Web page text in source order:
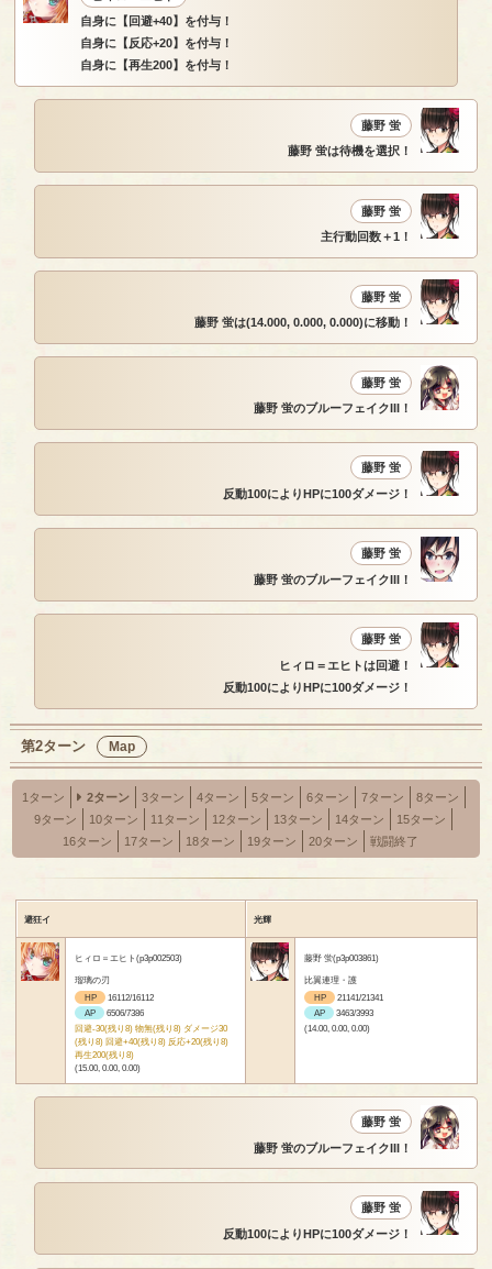
自身に【回避+40】を付与！
自身に【反応+20】を付与！
自身に【再生200】を付与！
藤野 蛍
藤野 蛍は待機を選択！
藤野 蛍
主行動回数＋1！
藤野 蛍
藤野 蛍は(14.000, 0.000, 0.000)に移動！
藤野 蛍
藤野 蛍のブルーフェイクIII！
藤野 蛍
反動100によりHPに100ダメージ！
藤野 蛍
藤野 蛍のブルーフェイクIII！
藤野 蛍
ヒィロ＝エヒトは回避！
反動100によりHPに100ダメージ！
第2ターン Map
1ターン 2ターン 3ターン 4ターン 5ターン 6ターン 7ターン
8ターン
9ターン
10ターン 11ターン 12ターン 13ターン 14ターン
15ターン
16ターン
17ターン 18ターン 19ターン 20ターン 戦闘終了
避狂イ 光輝
ヒィロ＝エヒト(p3p002503)
瑠璃の刃
HP
16112/16112
AP
6506/7386
回避-30(残り8) 物無(残り8) ダメージ30
(残り8) 回避+40(残り8) 反応+20(残り8)
再生200(残り8)
(15.00, 0.00, 0.00)
藤野 蛍(p3p003861)
比翼連理・護
HP
21141/21341
AP
3463/3993
(14.00, 0.00, 0.00)
藤野 蛍
藤野 蛍のブルーフェイクIII！
藤野 蛍
反動100によりHPに100ダメージ！